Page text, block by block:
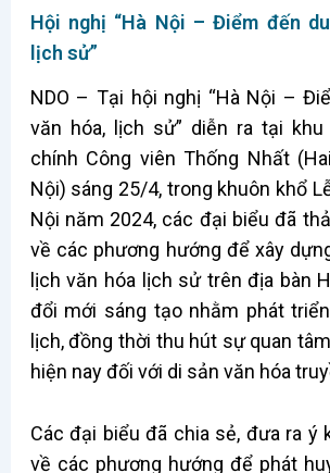
Hội nghị “Hà Nội – Điểm đến
lịch sử”
NDO – Tại hội nghị “Hà Nội –
văn hóa, lịch sử” diễn ra tại
chính Công viên Thống Nhất
Nội) sáng 25/4, trong khuôn khổ
Nội năm 2024, các đại biểu đã
về các phương hướng để xây
lịch văn hóa lịch sử trên địa bàn
đổi mới sáng tạo nhằm phát
lịch, đồng thời thu hút sự quan
hiện nay đối với di sản văn hóa
Các đại biểu đã chia sẻ, đưa ra ý
về các phương hướng để phát